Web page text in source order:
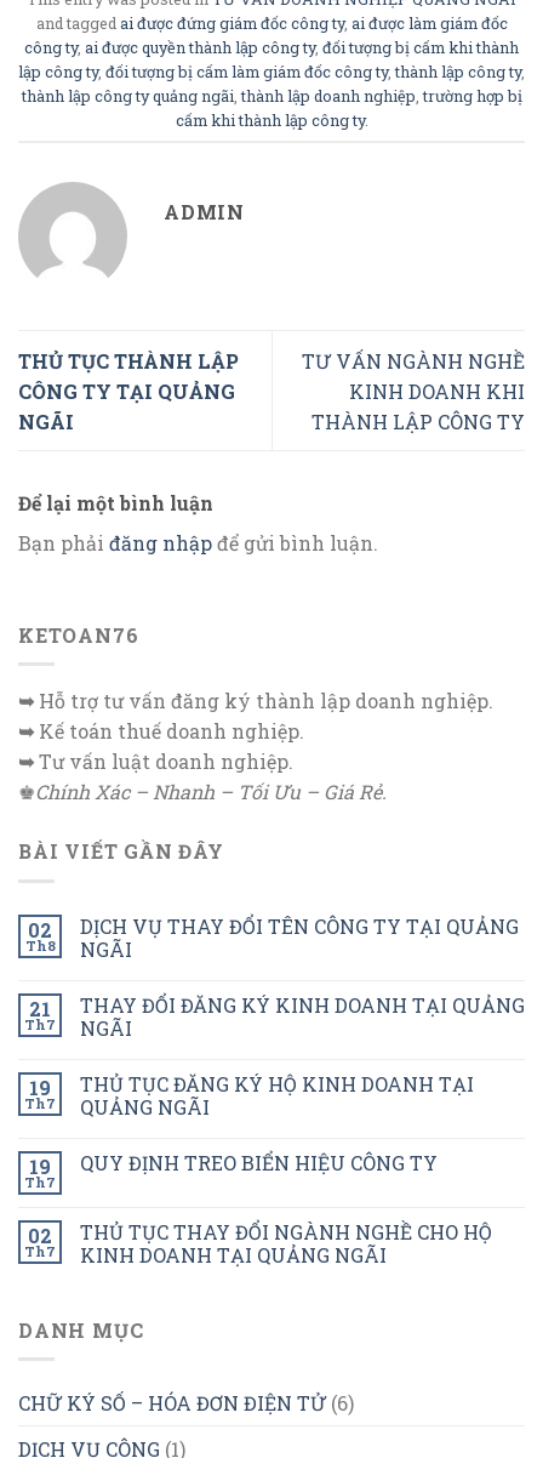
and tagged ai được đứng giám đốc công ty, ai được làm giám đốc
công ty, ai được quyền thành lập công ty, đối tượng bị cấm khi thành
lập công ty, đối tượng bị cấm làm giám đốc công ty,thành lập công ty,
thành lập công ty quảng ngãi ,thành lập doanh nghiệp ,trường hợp bị
cấm khi thành lập công ty.
ADMIN
THỦ TỤC THÀNH LẬP
CÔNG TY TẠI QUẢNG
NGÃI
TƯ VẤN NGÀNH NGHỀ
KINH DOANH KHI
THÀNH LẬP CÔNG TY
Để lại một bình luận
Bạn phải đăng nhậpđể gửi bình luận.
KETOAN76
➥Hỗ trợ tư vấn đăng ký thành lập doanh nghiệp.
➥Kế toán thuế doanh nghiệp.
➥Tư vấn luật doanh nghiệp.
♚Chính Xác – Nhanh – Tối Ưu – Giá Rẻ.
BÀI VIẾT GẦN ĐÂY
02
Th8
DỊCH VỤ THAY ĐỔI TÊN CÔNG TY TẠI QUẢNG
NGÃI
21
Th7
THAY ĐỔI ĐĂNG KÝ KINH DOANH TẠI QUẢNG
NGÃI
19
Th7
THỦ TỤC ĐĂNG KÝ HỘ KINH DOANH TẠI
QUẢNG NGÃI
19
Th7
QUY ĐỊNH TREO BIỂN HIỆU CÔNG TY
02
Th7
THỦ TỤC THAY ĐỔI NGÀNH NGHỀ CHO HỘ
KINH DOANH TẠI QUẢNG NGÃI
DANH MỤC
CHỮ KÝ SỐ – HÓA ĐƠN ĐIỆN TỬ(6)
DỊCH VỤ CÔNG (1)